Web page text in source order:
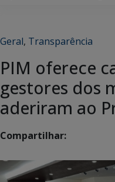
Geral, Transparência
PIM oferece
gestores dos
aderiram ao
Compartilhar: